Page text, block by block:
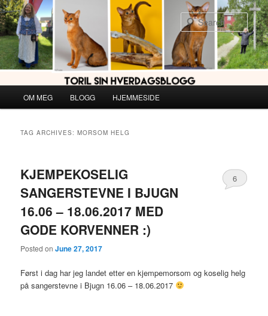
Skip
to
primary
content
Skip
to
secondary
content
OM MEG BLOGG HJEMMESIDE
TAG ARCHIVES:MORSOM HELG
KJEMPEKOSELIG
SANGERSTEVNE I BJUGN
16.06 – 18.06.2017 MED
GODE KORVENNER :)
Posted onJune 27, 2017
6
Først i dag har jeg landet etter en kjempemorsom og koselig helg
på sangerstevne i Bjugn 16.06 – 18.06.2017